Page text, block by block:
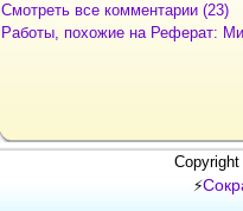
Смотреть все комментарии (23)
Работы, похожие на Реферат:
⚡